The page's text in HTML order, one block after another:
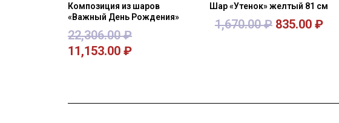
Композиция из шаров
«Важный День Рождения»
22,306.00₽
11,153.00 ₽
Шар «Утенок» желтый 81 см
1,670.00₽ 835.00 ₽